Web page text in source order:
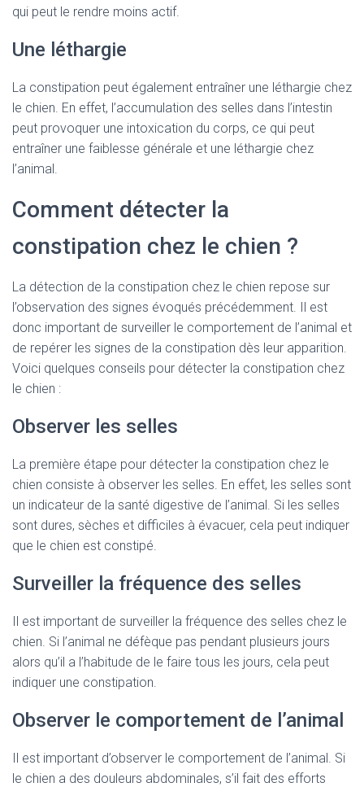
qui peut le rendre moins actif.
Une léthargie
La constipation peut également entraîner une léthargie chez
le chien. En effet, l’accumulation des selles dans l’intestin
peut provoquer une intoxication du corps, ce qui peut
entraîner une faiblesse générale et une léthargie chez
l’animal.
Comment détecter la
constipation chez le chien ?
La détection de la constipation chez le chien repose sur
l’observation des signes évoqués précédemment. Il est
donc important de surveiller le comportement de l’animal et
de repérer les signes de la constipation dès leur apparition.
Voici quelques conseils pour détecter la constipation chez
le chien :
Observer les selles
La première étape pour détecter la constipation chez le
chien consiste à observer les selles. En effet, les selles sont
un indicateur de la santé digestive de l’animal. Si les selles
sont dures, sèches et difficiles à évacuer, cela peut indiquer
que le chien est constipé.
Surveiller la fréquence des selles
Il est important de surveiller la fréquence des selles chez le
chien. Si l’animal ne défèque pas pendant plusieurs jours
alors qu’il a l’habitude de le faire tous les jours, cela peut
indiquer une constipation.
Observer le comportement de l’animal
Il est important d’observer le comportement de l’animal. Si
le chien a des douleurs abdominales, s’il fait des efforts